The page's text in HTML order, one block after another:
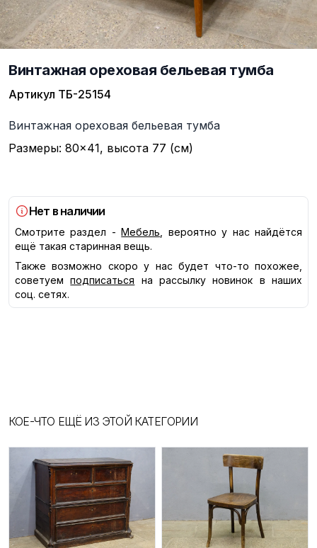
Винтажная ореховая бельевая тумба
Артикул ТБ-25154
Описание
Винтажная ореховая бельевая тумба
Размеры: 80×41, высота 77 (см)
Нет в наличии
Смотрите раздел - Мебель , вероятно у нас найдётся
ещё такая старинная вещь.
Также возможно скоро у нас будет что-то похожее,
советуем
подписаться
на рассылку новинок в наших
соц. сетях.
КОЕ-ЧТО ЕЩЁ ИЗ ЭТОЙ КАТЕГОРИИ